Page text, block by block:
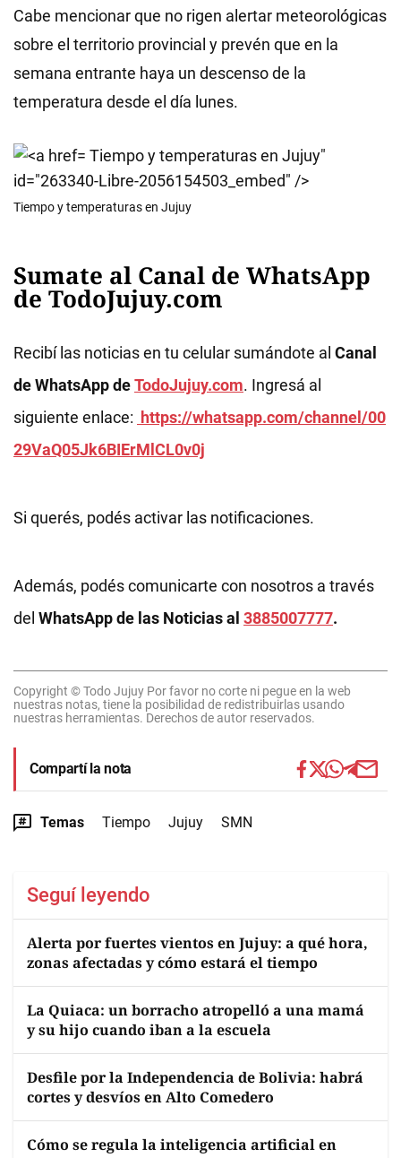
Cabe mencionar que no rigen alertar meteorológicas
sobre el territorio provincial y prevén que en la
semana entrante haya un descenso de la
temperatura desde el día lunes.
Tiempo y temperaturas en Jujuy"
id="263340-Libre-2056154503_embed" />
Tiempo y temperaturas en Jujuy
Sumate al Canal de WhatsApp
de TodoJujuy.com
Recibí las noticias en tu celular sumándote al Canal
de WhatsApp deTodoJujuy.com. Ingresá al
siguiente enlace: https://whatsapp.com/channel/00
29VaQ05Jk6BIErMlCL0v0j
Si querés, podés activar las notificaciones.
Además, podés comunicarte con nosotros a través
del WhatsApp de las Noticias al 3885007777.
Copyright © Todo Jujuy Por favor no corte ni pegue en la web
nuestras notas, tiene la posibilidad de redistribuirlas usando
nuestras herramientas. Derechos de autor reservados.
Compartí la nota
Temas Tiempo Jujuy SMN
Seguí leyendo
Alerta por fuertes vientos en Jujuy: a qué hora,
zonas afectadas y cómo estará el tiempo
La Quiaca: un borracho atropelló a una mamá
y su hijo cuando iban a la escuela
Desfile por la Independencia de Bolivia: habrá
cortes y desvíos en Alto Comedero
Cómo se regula la inteligencia artificial en